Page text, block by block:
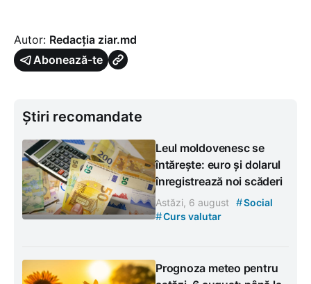
Autor: Redacția ziar.md
Abonează-te
Știri recomandate
Leul moldovenesc se
întărește: euro și dolarul
înregistrează noi scăderi
Astăzi, 6 august #Social
#Curs valutar
Prognoza meteo pentru